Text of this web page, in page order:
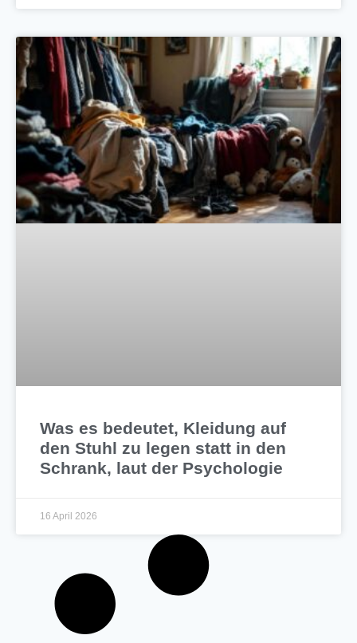
Was es bedeutet, Kleidung auf
den Stuhl zu legen statt in den
Schrank, laut der Psychologie
16 April 2026